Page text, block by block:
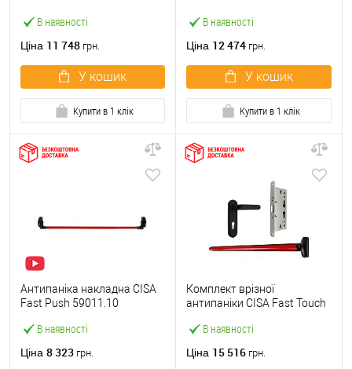
В наявності
із замком та ручкою
Ціна 11 748 грн.
У кошик
Купити в 1 клік
В наявності
червоний із замком та
Ціна 12 474 грн.
У кошик
Купити в 1 клік
В наявності
Антипаніка накладна CISA
Fast Push 59011.10
штангою 1200 мм червона
Ціна 8 323 грн.
В наявності
Комплект врізної
антипаніки CISA Fast Touch
із замком та ручкою
Ціна 15 516 грн.